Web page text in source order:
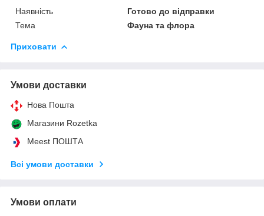
Наявність
Готово до відправки
Тема
Фауна та флора
Приховати
Умови доставки
Нова Пошта
Магазини Rozetka
Meest ПОШТА
Всі умови доставки
Умови оплати